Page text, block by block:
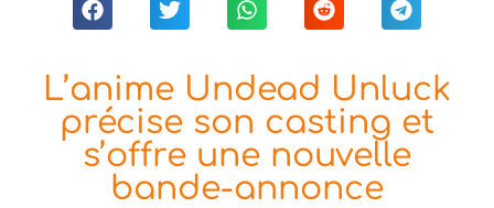
L’anime Undead Unluck
précise son casting et
s’offre une nouvelle
bande-annonce